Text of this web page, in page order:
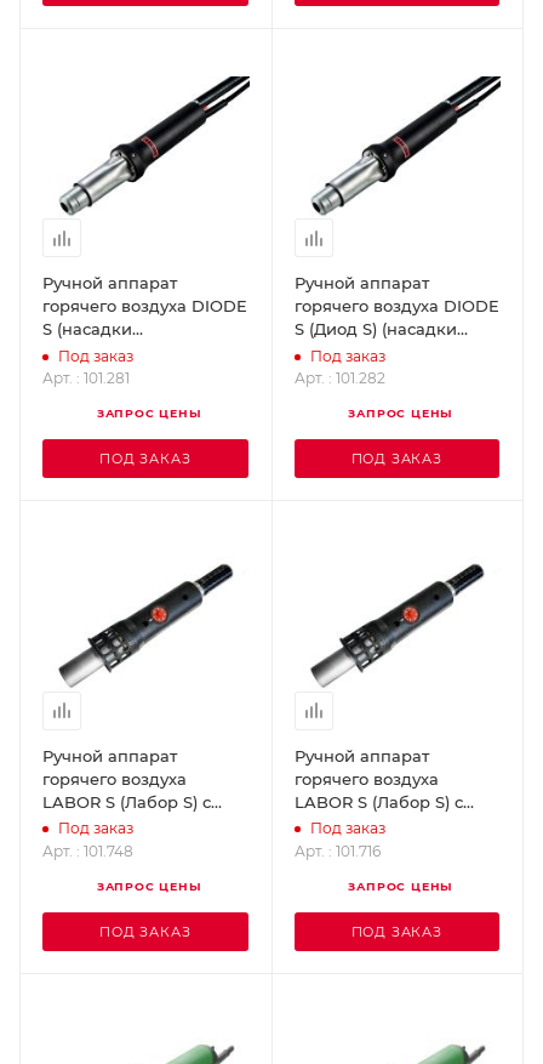
Ручной аппарат
горячего воздуха DIODE
S (насадки
насаживаются) LEISTER
101.281
Под заказ
Арт. : 101.281
ЗАПРОС ЦЕНЫ
ПОД ЗАКАЗ
Ручной аппарат
горячего воздуха DIODE
S (Диод S) (насадки
навинчиваются)
LEISTER 101.282
Под заказ
Арт. : 101.282
ЗАПРОС ЦЕНЫ
ПОД ЗАКАЗ
Ручной аппарат
горячего воздуха
LABOR S (Лабор S) с
вентилятором MINOR
LEISTER 101.748
Под заказ
Арт. : 101.748
ЗАПРОС ЦЕНЫ
ПОД ЗАКАЗ
Ручной аппарат
горячего воздуха
LABOR S (Лабор S) с
соединительным
блоком LEISTER 101.716
Под заказ
Арт. : 101.716
ЗАПРОС ЦЕНЫ
ПОД ЗАКАЗ